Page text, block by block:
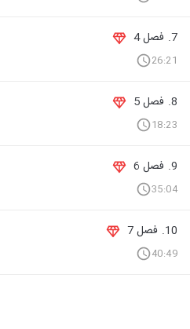
7. فصل 4
26:21
8. فصل 5
18:23
9. فصل 6
35:04
10. فصل 7
40:49